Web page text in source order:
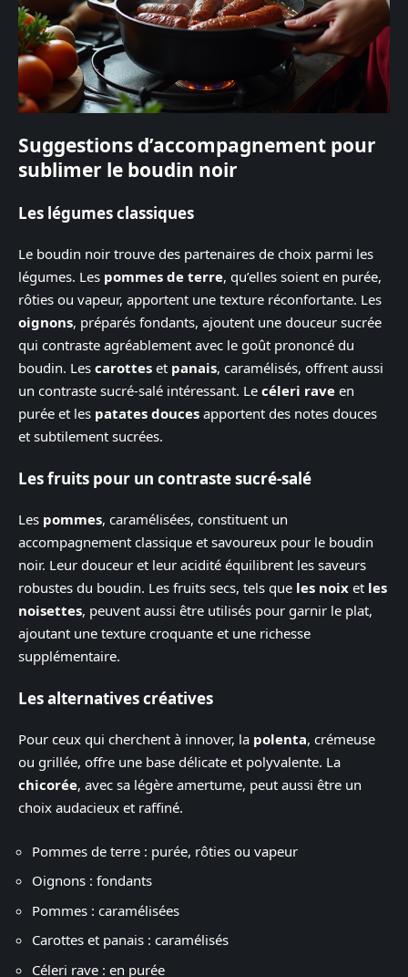
Suggestions d’accompagnement pour
sublimer le boudin noir
Les légumes classiques
Le boudin noir trouve des partenaires de choix parmi les
légumes. Les pommes de terre, qu’elles soient en purée,
rôties ou vapeur, apportent une texture réconfortante. Les
oignons, préparés fondants, ajoutent une douceur sucrée
qui contraste agréablement avec le goût prononcé du
boudin. Les carottes et panais, caramélisés, offrent aussi
un contraste sucré-salé intéressant. Le céleri rave en
purée et les patates douces apportent des notes douces
et subtilement sucrées.
Les fruits pour un contraste sucré-salé
Les pommes, caramélisées, constituent un
accompagnement classique et savoureux pour le boudin
noir. Leur douceur et leur acidité équilibrent les saveurs
robustes du boudin. Les fruits secs, tels que les noix et les
noisettes, peuvent aussi être utilisés pour garnir le plat,
ajoutant une texture croquante et une richesse
supplémentaire.
Les alternatives créatives
Pour ceux qui cherchent à innover, la polenta, crémeuse
ou grillée, offre une base délicate et polyvalente. La
chicorée, avec sa légère amertume, peut aussi être un
choix audacieux et raffiné.
Pommes de terre : purée, rôties ou vapeur
Oignons : fondants
Pommes : caramélisées
Carottes et panais : caramélisés
Céleri rave : en purée